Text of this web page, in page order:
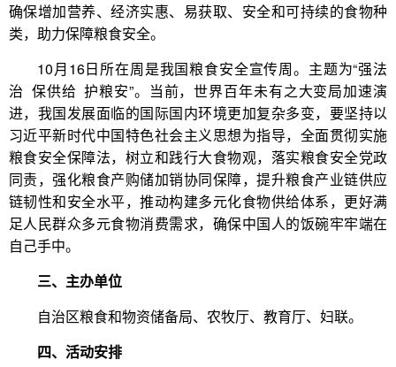
确保增加营养、经济实惠、易获取、安全和可持续的食物种
类，助力保障粮食安全。
10月16日所在周是我国粮食安全宣传周。主题为“强法
治 保供给 护粮安”。当前，世界百年未有之大变局加速演
进，我国发展面临的国际国内环境更加复杂多变，要坚持以
习近平新时代中国特色社会主义思想为指导，全面贯彻实施
粮食安全保障法，树立和践行大食物观，落实粮食安全党政
同责，强化粮食产购储加销协同保障，提升粮食产业链供应
链韧性和安全水平，推动构建多元化食物供给体系，更好满
足人民群众多元食物消费需求，确保中国人的饭碗牢牢端在
自己手中。
三、主办单位
自治区粮食和物资储备局、农牧厅、教育厅、妇联。
四、活动安排